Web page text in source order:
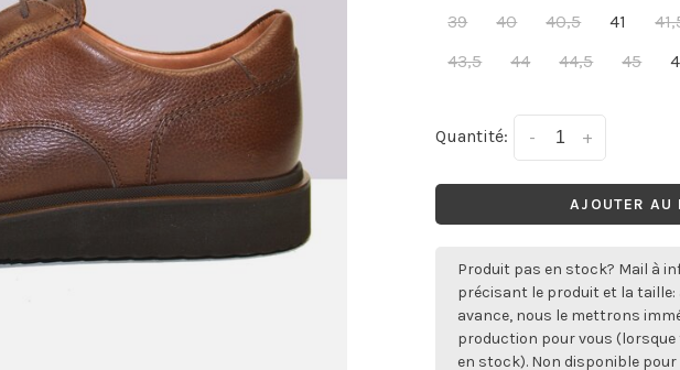
39 40 40,5 41
43,5
44 44,5 45
Quantité: +
-
AJOUTER AU
Produit pas en stock? Mail à
précisant le produit et la taille:
avance, nous le mettrons
production pour vous
en stock). Non disponible